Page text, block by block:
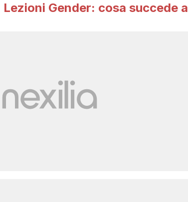
Lezioni Gender: cosa succede a